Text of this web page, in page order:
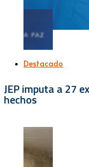
Destacado
JEP imputa a 27
hechos